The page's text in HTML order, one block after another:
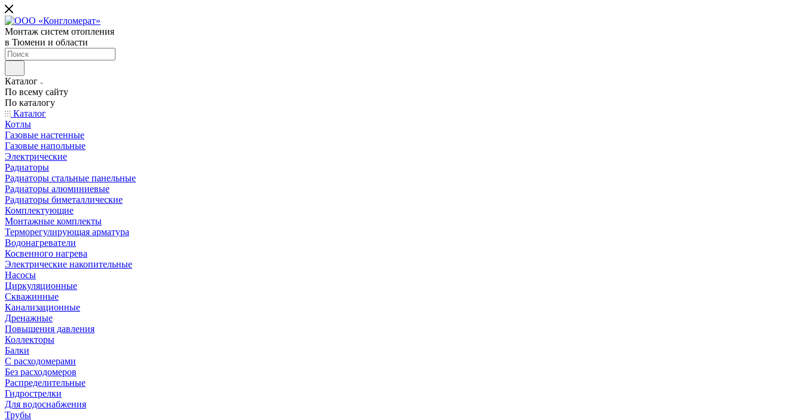
Монтаж систем отопления
в Тюмени и области
Каталог
По всему сайту
По каталогу
Каталог
Котлы
Газовые настенные
Газовые напольные
Электрические
Радиаторы
Радиаторы стальные панельные
Радиаторы алюминиевые
Радиаторы биметаллические
Комплектующие
Монтажные комплекты
Терморегулирующая арматура
Водонагреватели
Косвенного нагрева
Электрические накопительные
Насосы
Циркуляционные
Скважинные
Канализационные
Дренажные
Повышения давления
Коллекторы
Балки
С расходомерами
Без расходомеров
Распределительные
Гидрострелки
Для водоснабжения
Трубы